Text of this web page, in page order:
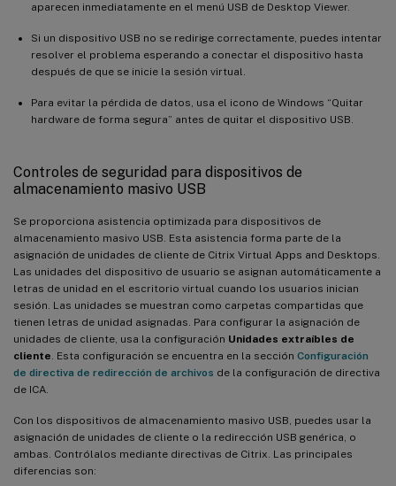
aparecen inmediatamente en el menú USB de Desktop Viewer.
Si un dispositivo USB no se redirige correctamente, puedes intentar
resolver el problema esperando a conectar el dispositivo hasta
después de que se inicie la sesión virtual.
Para evitar la pérdida de datos, usa el icono de Windows “Quitar
hardware de forma segura” antes de quitar el dispositivo USB.
Controles de seguridad para dispositivos de
almacenamiento masivo USB
Se proporciona asistencia optimizada para dispositivos de
almacenamiento masivo USB. Esta asistencia forma parte de la
asignación de unidades de cliente de Citrix Virtual Apps and Desktops.
Las unidades del dispositivo de usuario se asignan automáticamente a
letras de unidad en el escritorio virtual cuando los usuarios inician
sesión. Las unidades se muestran como carpetas compartidas que
tienen letras de unidad asignadas. Para configurar la asignación de
unidades de cliente, usa la configuración Unidades extraíbles de
cliente. Esta configuración se encuentra en la sección Configuración
de directiva de redirección de archivos de la configuración de directiva
de ICA.
Con los dispositivos de almacenamiento masivo USB, puedes usar la
asignación de unidades de cliente o la redirección USB genérica, o
ambas. Contrólalos mediante directivas de Citrix. Las principales
diferencias son: